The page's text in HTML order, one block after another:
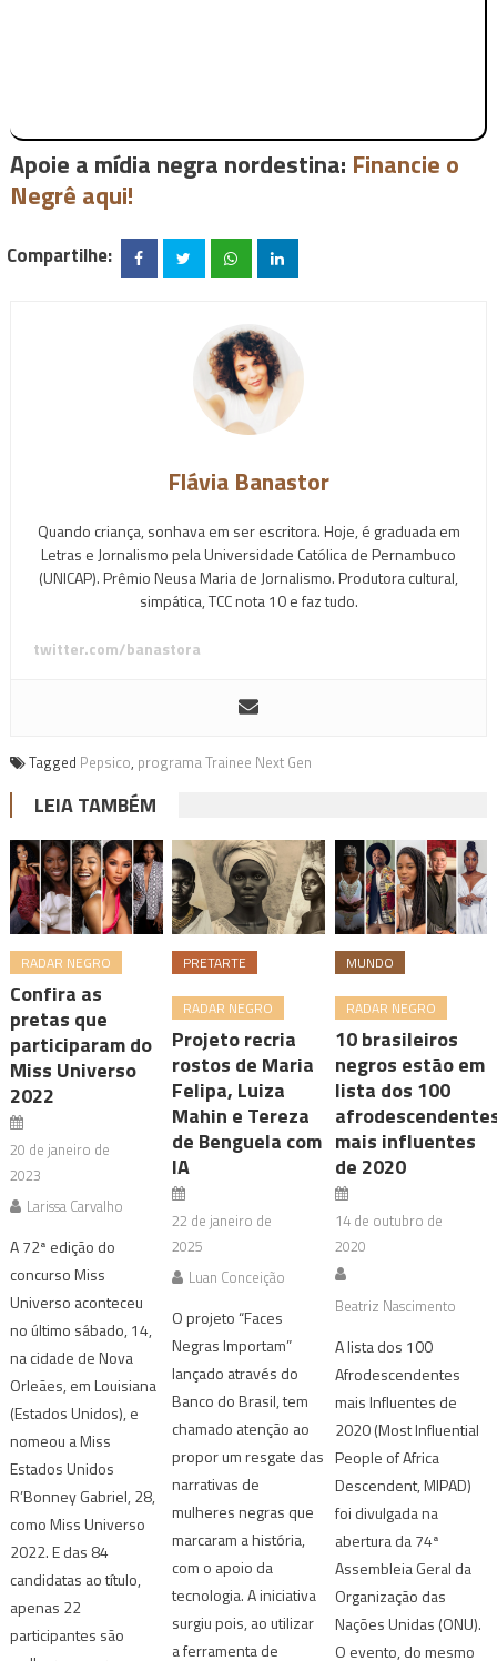
Apoie a mídia negra nordestina: Financie o
Negrê aqui!
Compartilhe:
Flávia Banastor
Quando criança, sonhava em ser escritora. Hoje, é graduada em
Letras e Jornalismo pela Universidade Católica de Pernambuco
(UNICAP). Prêmio Neusa Maria de Jornalismo. Produtora cultural,
simpática, TCC nota 10 e faz tudo.
twitter.com/banastora
Tagged Pepsico, programa Trainee Next Gen
LEIA TAMBÉM
RADAR NEGRO
Confira as
pretas que
participaram do
Miss Universo
2022
20 de janeiro de
2023
Larissa Carvalho
A 72ª edição do
concurso Miss
Universo aconteceu
no último sábado, 14,
na cidade de Nova
Orleães, em Louisiana
(Estados Unidos), e
nomeou a Miss
Estados Unidos
R’Bonney Gabriel, 28,
como Miss Universo
2022. E das 84
candidatas ao título,
apenas 22
participantes são
PRETARTE
RADAR NEGRO
Projeto recria
rostos de Maria
Felipa, Luiza
Mahin e Tereza
de Benguela com
IA
22 de janeiro de
2025
Luan Conceição
O projeto “Faces
Negras Importam”
lançado através do
Banco do Brasil, tem
chamado atenção ao
propor um resgate das
narrativas de
mulheres negras que
marcaram a história,
com o apoio da
tecnologia. A iniciativa
surgiu pois, ao utilizar
a ferramenta de
MUNDO
RADAR NEGRO
10 brasileiros
negros estão em
lista dos 100
mais influentes
de 2020
14 de outubro de
2020
Beatriz Nascimento
A lista dos 100
Afrodescendentes
mais Influentes de
2020 (Most Influential
People of Africa
Descendent, MIPAD)
foi divulgada na
abertura da 74ª
Assembleia Geral da
Organização das
Nações Unidas (ONU).
O evento, do mesmo